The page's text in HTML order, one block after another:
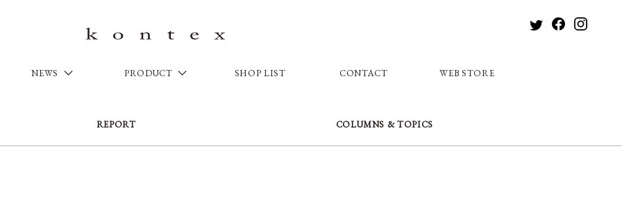
NEWS PRODUCT SHOP LIST CONTACT WEB STORE
REPORT COLUMNS & TOPICS